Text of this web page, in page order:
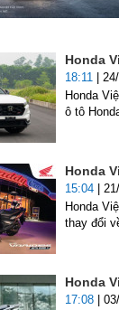
Honda
18:11 |
Honda
ô tô
Honda
15:04 |
Honda
thay đổi
Honda
17:08 |